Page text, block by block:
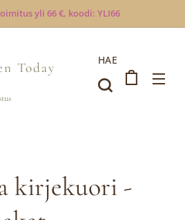
yli 66 €, koodi: YLI66
Today HAE
kirjekuori -